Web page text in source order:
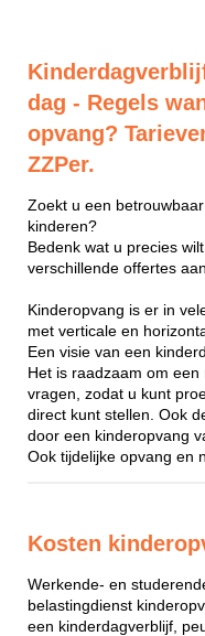
dag - Regels
opvang?
ZZPer.
Zoekt u een
kinderen?
Bedenk wat u precies
verschillende offertes
Kinderopvang is er in
met verticale en
Een visie van een
Het is raadzaam om
vragen, zodat u kunt
direct kunt stellen. Ook
door een kinderopvang
Ook tijdelijke opvang en
Kosten
Werkende- en
belastingdienst
een kinderdagverblijf,